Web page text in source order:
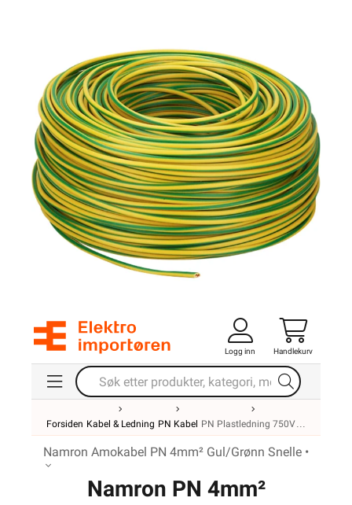
Logg inn Handlekurv
Forsiden Kabel & Ledning PN Kabel PN Plastledning 750V
Namron Amokabel PN 4mm² Gul/Grønn Snelle •
Namron PN 4mm²